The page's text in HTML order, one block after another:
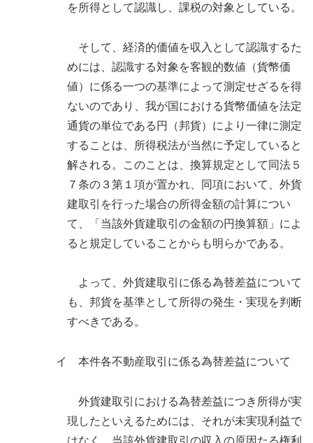
を所得として認識し、課税の対象としている。
そして、経済的価値を収入として認識するた
めには、認識する対象を客観的数値（貨幣価
値）に係る一つの基準によって測定せざるを得
ないのであり、我が国における貨幣価値を法定
通貨の単位である円（邦貨）により一律に測定
することは、所得税法が当然に予定していると
解される。このことは、換算規定として同法５
７条の３第１項が置かれ、同項において、外貨
建取引を行った場合の所得金額の計算につい
て、「当該外貨建取引の金額の円換算額」によ
ると規定していることからも明らかである。
よって、外貨建取引に係る為替差益について
も、邦貨を基準として所得の発生・実現を判断
すべきである。
イ 本件各不動産取引に係る為替差益について
外貨建取引における為替差益につき所得が実
現したといえるためには、それが未実現利益で
はなく、当該外貨建取引の収入の原因たる権利